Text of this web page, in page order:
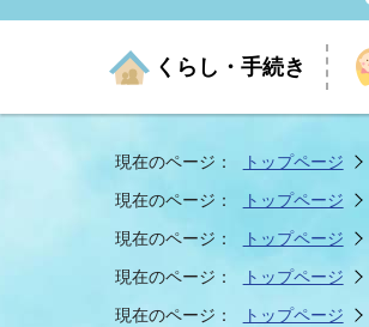
くらし・手続き
くらしの手続きガイド
生涯学習
医療
お知らせ
入札・契約
市の紹介
現在のページ： トップページ
現在のページ：
トップページ
現在のページ：
トップページ
現在のページ：
トップページ
現在のページ：
トップページ